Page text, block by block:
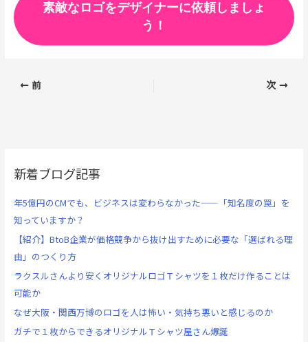
素敵なロゴをデザイナーに依頼しましょ
う！
前 次
新着ブログ記事
年5億円のCMでも、ビジネスは変わらなかった——「知名度の罠」を
知っていますか？
【紹介】BtoB企業が価格競争から抜け出すために必要な「選ばれる理
由」のつくり方
ラクスルさんより安くオリジナルロゴＴシャツを１枚だけ作ることは
可能か
なぜ大阪・関西万博のロゴを人は怖い・気持ち悪いと感じるのか
ガチで１枚からできるオリジナルＴシャツ屋さん爆誕